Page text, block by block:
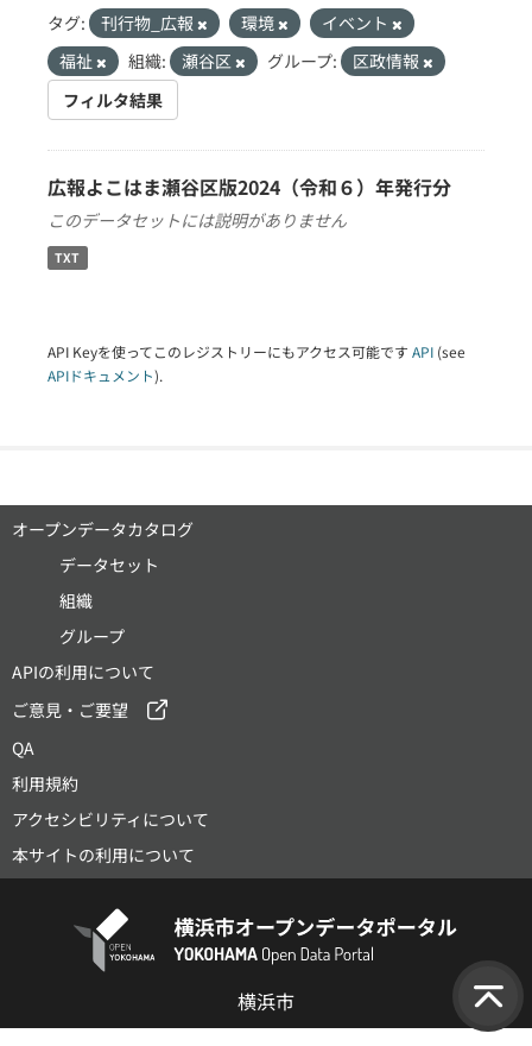
タグ: 刊行物_広報 環境
イベント
福祉
組織: 瀬谷区 グループ:
区政情報
フィルタ結果
広報よこはま瀬谷区版2024（令和６）年発行分
このデータセットには説明がありません
TXT
API Keyを使ってこのレジストリーにもアクセス可能です API (see
APIドキュメント).
オープンデータカタログ
データセット
組織
グループ
APIの利用について
ご意見・ご要望
QA
利用規約
アクセシビリティについて
本サイトの利用について
横浜市